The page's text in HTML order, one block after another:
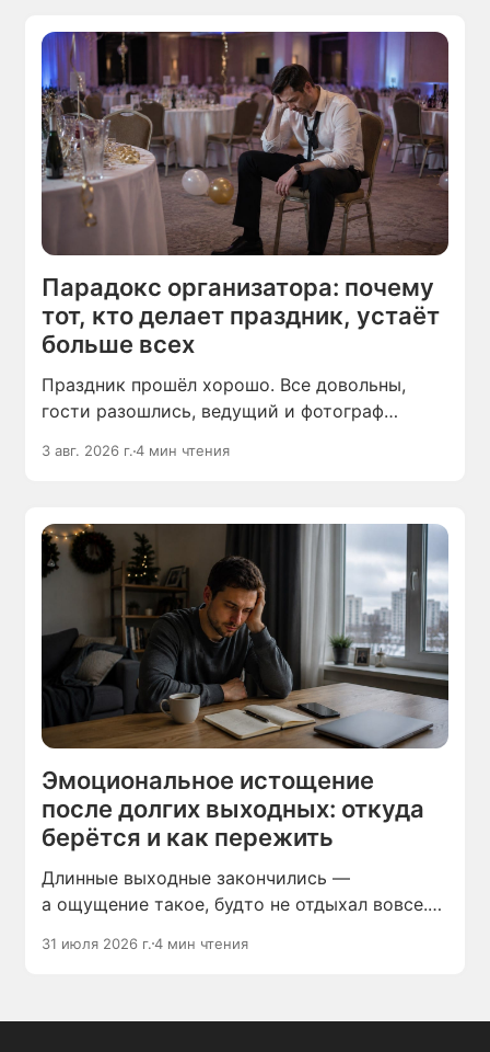
Парадокс организатора: почему
тот, кто делает праздник, устаёт
больше всех
Праздник прошёл хорошо. Все довольны,
гости разошлись, ведущий и фотограф
3 авг. 2026 г.4 мин чтения
Эмоциональное истощение
после долгих выходных: откуда
берётся и как пережить
Длинные выходные закончились —
а ощущение такое, будто не отдыхал вовсе.
о следующей рабочей неделе вызывает
31 июля 2026 г.4 мин чтения